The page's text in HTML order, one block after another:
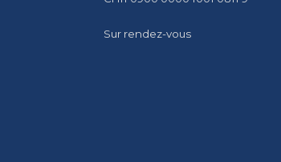
Sur rendez-vous